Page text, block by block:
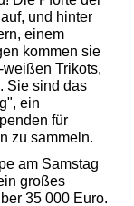
und hinter
einem
kommen sie
Trikots,
Sie sind das
ein
für
zu sammeln.
am Samstag
großes
35 000 Euro.